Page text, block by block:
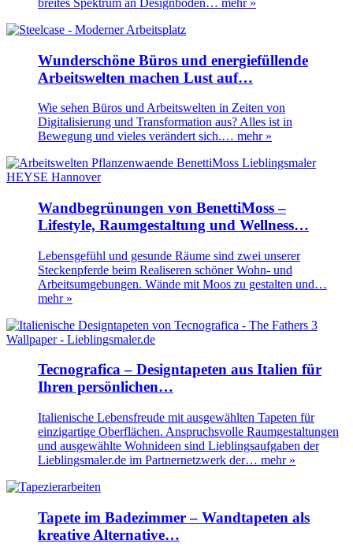
Wunderschöne Büros und energiefüllende
Arbeitswelten machen Lust auf…
Wie sehen Büros und Arbeitswelten in Zeiten von
Digitalisierung und Transformation aus? Alles ist in
Bewegung und vieles verändert sich.… mehr »
Wandbegrünungen von BenettiMoss –
Lifestyle, Raumgestaltung und Wellness…
Lebensgefühl und gesunde Räume sind zwei unserer
Steckenpferde beim Realiseren schöner Wohn- und
Arbeitsumgebungen. Wände mit Moos zu gestalten und…
mehr »
Tecnografica – Designtapeten aus Italien für
Ihren persönlichen…
Italienische Lebensfreude mit ausgewählten Tapeten für
einzigartige Oberflächen. Anspruchsvolle Raumgestaltungen
und ausgewählte Wohnideen sind Lieblingsaufgaben der
Lieblingsmaler.de im Partnernetzwerk der… mehr »
Tapete im Badezimmer – Wandtapeten als
kreative Alternative…